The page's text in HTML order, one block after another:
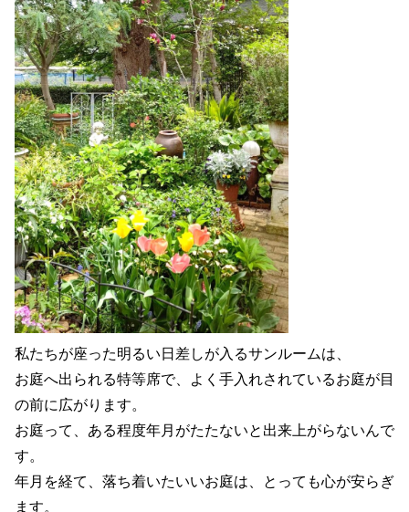
私たちが座った明るい日差しが入るサンルームは、
お庭へ出られる特等席で、よく手入れされているお庭が目
の前に広がります。
お庭って、ある程度年月がたたないと出来上がらないんで
す。
年月を経て、落ち着いたいいお庭は、とっても心が安らぎ
ます。